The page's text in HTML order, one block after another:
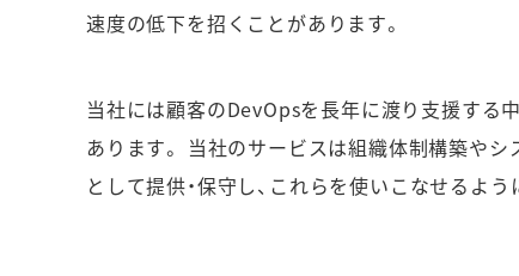
速度の低下を招くことがあります。
当社には顧客のDevOpsを長年に渡り支援する
あります。 当社のサービスは組織体制構築やシ
として提供・保守し、これらを使いこなせるよ